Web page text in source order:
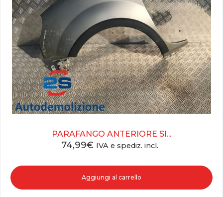
PARAFANGO ANTERIORE SI...
74,99€ IVA e spediz. incl.
Aggiungi al carrello